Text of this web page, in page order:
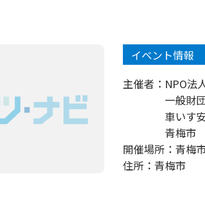
イベント情報
主催者： NPO法
一般財
車いす
青梅市
開催場所： 青梅
住所： 青梅市